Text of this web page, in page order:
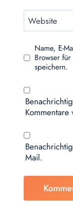
Website
Name, E-
Browser
speichern.
Kommentare
Mail.